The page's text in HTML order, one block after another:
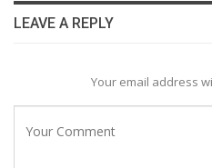
LEAVE A REPLY
Your email address